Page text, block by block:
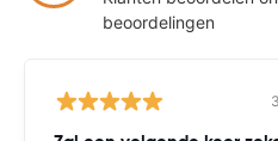
beoordelingen